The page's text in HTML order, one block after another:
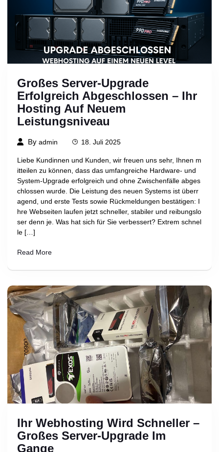
Großes Server-Upgrade
Erfolgreich Abgeschlossen – Ihr
Hosting Auf Neuem
Leistungsniveau
By admin 18. Juli 2025
Liebe Kundinnen und Kunden, wir freuen uns sehr, Ihnen m
itteilen zu können, dass das umfangreiche Hardware- und
System-Upgrade erfolgreich und ohne Zwischenfälle abges
chlossen wurde. Die Leistung des neuen Systems ist überr
agend, und erste Tests sowie Rückmeldungen bestätigen: I
hre Webseiten laufen jetzt schneller, stabiler und reibungslo
ser denn je. Was hat sich für Sie verbessert? Extrem schnel
le […]
Read More
Ihr Webhosting Wird Schneller –
Großes Server-Upgrade Im
Gange